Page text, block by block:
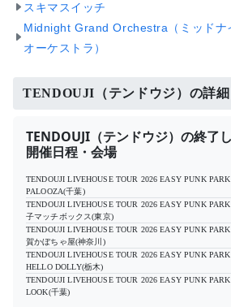
スキマスイッチ
Midnight Grand Orchestra（ミッドナ
オーケストラ）
TENDOUJI（テンドウジ）の詳細
TENDOUJI（テンドウジ）の終了
開催日程・会場
TENDOUJI LIVEHOUSE TOUR 2026 EASY PUNK PARK
PALOOZA(千葉)
TENDOUJI LIVEHOUSE TOUR 2026 EASY PUNK PARK
子マッチボックス(東京)
TENDOUJI LIVEHOUSE TOUR 2026 EASY PUNK PARK
賀かぼちゃ屋(神奈川)
TENDOUJI LIVEHOUSE TOUR 2026 EASY PUNK PARK
HELLO DOLLY(栃木)
TENDOUJI LIVEHOUSE TOUR 2026 EASY PUNK PARK
LOOK(千葉)